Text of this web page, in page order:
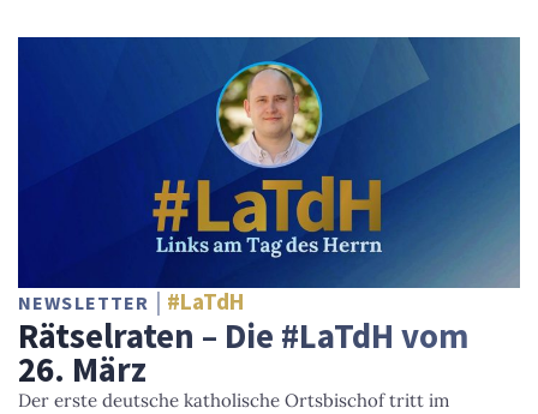
NEWSLETTER #LaTdH
Rätselraten – Die #LaTdH vom
26. März
Der erste deutsche katholische Ortsbischof tritt im